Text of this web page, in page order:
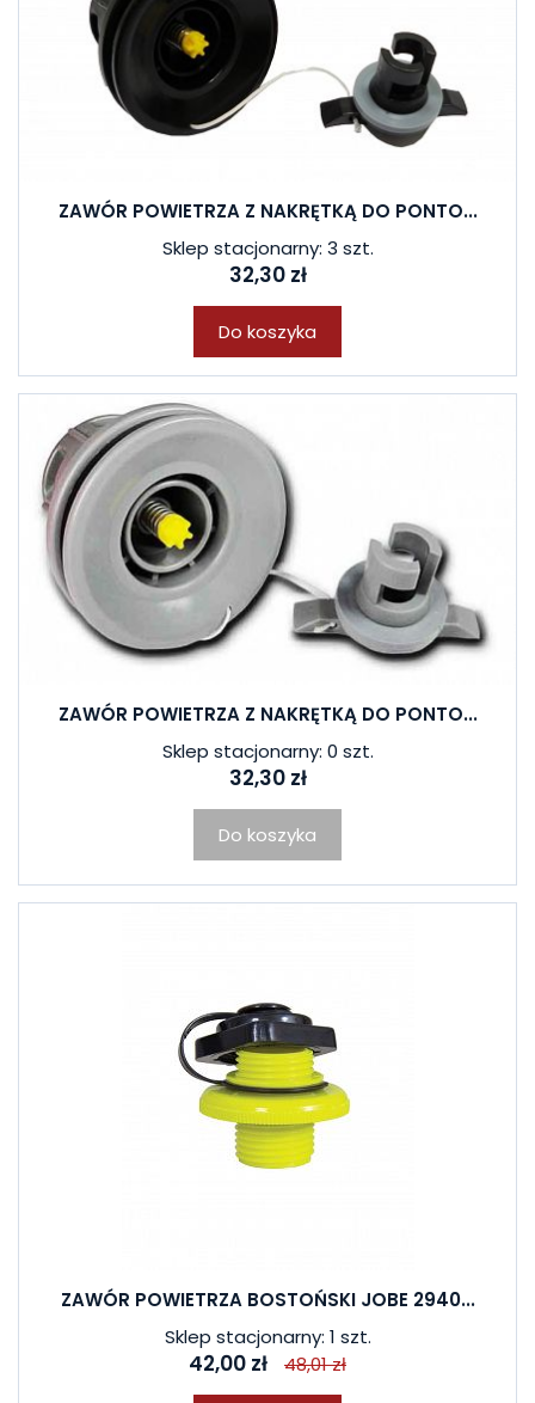
ZAWÓR POWIETRZA Z NAKRĘTKĄ DO PONTO...
Sklep stacjonarny: 3 szt.
32,30 zł
Do koszyka
ZAWÓR POWIETRZA Z NAKRĘTKĄ DO PONTO...
Sklep stacjonarny: 0 szt.
32,30 zł
Do koszyka
ZAWÓR POWIETRZA BOSTOŃSKI JOBE 2940...
Sklep stacjonarny: 1 szt.
42,00 zł 48,01 zł